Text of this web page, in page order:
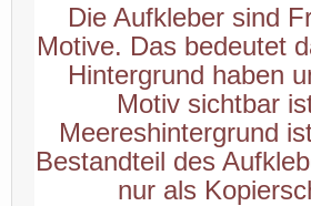
Die Aufkleber sind
Motive. Das bedeutet
Hintergrund haben
Motiv sichtbar
Meereshintergrund
Bestandteil des
nur als